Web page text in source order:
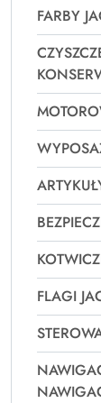
FARBY
FLAGI